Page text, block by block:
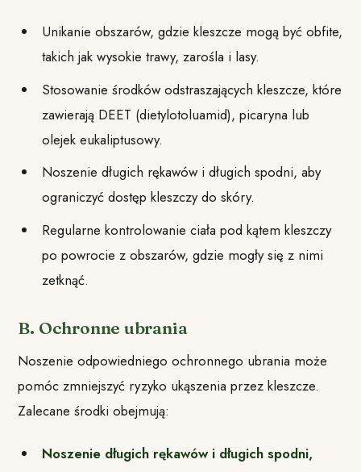
Unikanie obszarów, gdzie kleszcze mogą być obfite,
takich jak wysokie trawy, zarośla i lasy.
Stosowanie środków odstraszających kleszcze, które
zawierają DEET (dietylotoluamid), picaryna lub
olejek eukaliptusowy.
Noszenie długich rękawów i długich spodni, aby
ograniczyć dostęp kleszczy do skóry.
Regularne kontrolowanie ciała pod kątem kleszczy
po powrocie z obszarów, gdzie mogły się z nimi
zetknąć.
B. Ochronne ubrania
Noszenie odpowiedniego ochronnego ubrania może
pomóc zmniejszyć ryzyko ukąszenia przez kleszcze.
Zalecane środki obejmują:
Noszenie długich rękawów i długich spodni,